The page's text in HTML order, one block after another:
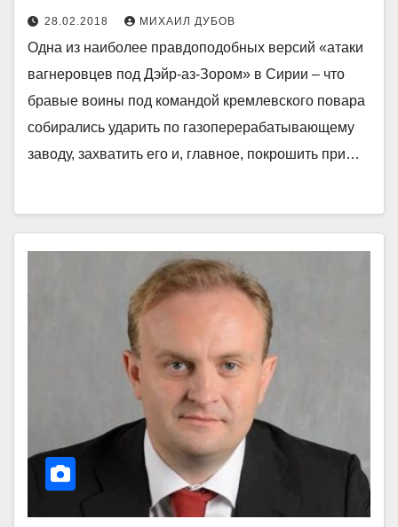
28.02.2018 МИХАИЛ ДУБОВ
Одна из наиболее правдоподобных версий «атаки
вагнеровцев под Дэйр-аз-Зором» в Сирии – что
бравые воины под командой кремлевского повара
собирались ударить по газоперерабатывающему
заводу, захватить его и, главное, покрошить при…